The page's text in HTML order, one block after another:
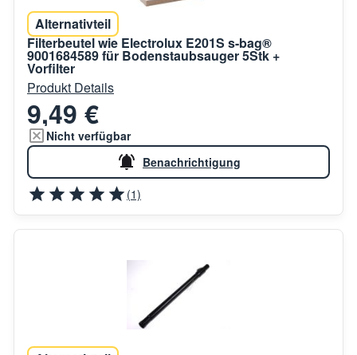
Alternativteil
Filterbeutel wie Electrolux E201S s-bag®
9001684589 für Bodenstaubsauger 5Stk +
Vorfilter
Produkt Details
9,49 €
Nicht verfügbar
Benachrichtigung
(1)